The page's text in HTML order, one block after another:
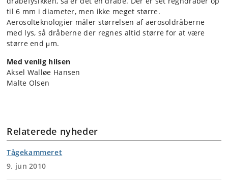
til 6 mm i diameter, men ikke meget større.
Aerosolteknologier måler størrelsen af aerosoldråberne
med lys, så dråberne der regnes altid større for at være
større end μm.
Med venlig hilsen
Aksel Walløe Hansen
Malte Olsen
Relaterede nyheder
Tågekammeret
9. jun 2010